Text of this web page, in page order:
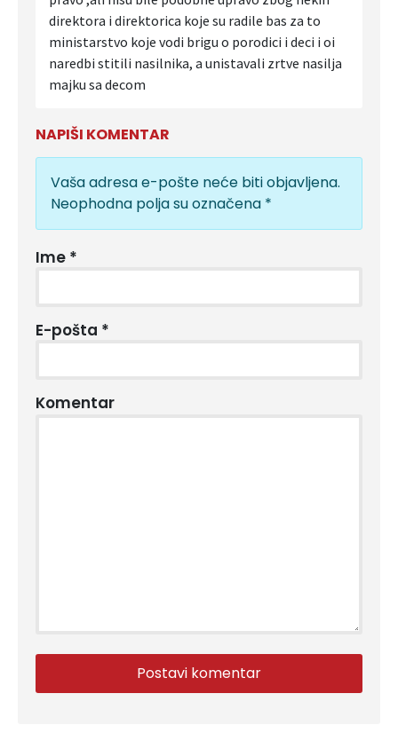
direktora i direktorica koje su radile bas za to
ministarstvo koje vodi brigu o porodici i deci i oi
naredbi stitili nasilnika, a unistavali zrtve nasilja
majku sa decom
NAPIŠI KOMENTAR
Vaša adresa e-pošte neće biti objavljena.
Neophodna polja su označena *
Ime *
E-pošta *
Komentar